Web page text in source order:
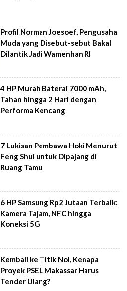
Profil Norman Joesoef, Pengusaha
Muda yang Disebut-sebut Bakal
Dilantik Jadi Wamenhan RI
4 HP Murah Baterai 7000 mAh,
Tahan hingga 2 Hari dengan
Performa Kencang
7 Lukisan Pembawa Hoki Menurut
Feng Shui untuk Dipajang di
Ruang Tamu
6 HP Samsung Rp2 Jutaan Terbaik:
Kamera Tajam, NFC hingga
Koneksi 5G
Kembali ke Titik Nol, Kenapa
Proyek PSEL Makassar Harus
Tender Ulang?